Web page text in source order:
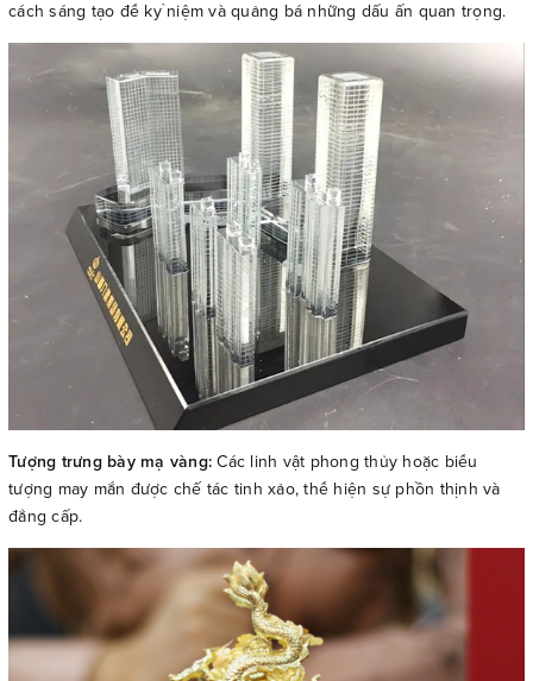
cách sáng tạo để kỷ niệm và quảng bá những dấu ấn quan trọng.
Tượng trưng bày mạ vàng:Các linh vật phong thủy hoặc biểu
tượng may mắn được chế tác tinh xảo, thể hiện sự phồn thịnh và
đẳng cấp.